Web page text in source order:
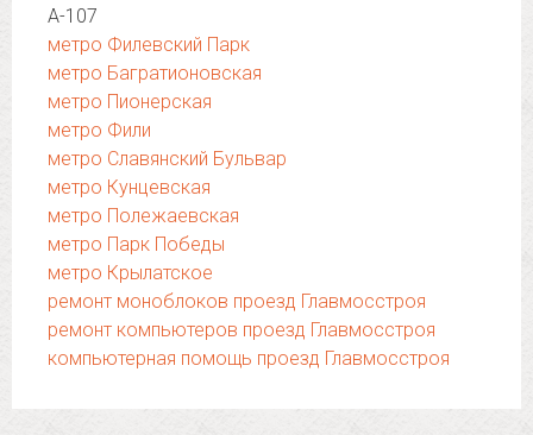
А-107
метро Филевский Парк
метро Багратионовская
метро Пионерская
метро Фили
метро Славянский Бульвар
метро Кунцевская
метро Полежаевская
метро Парк Победы
метро Крылатское
ремонт моноблоков проезд Главмосстроя
ремонт компьютеров проезд Главмосстроя
компьютерная помощь проезд Главмосстроя